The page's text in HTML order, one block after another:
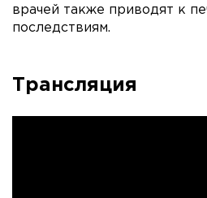
врачей также приводят к
последствиям.
Трансляция